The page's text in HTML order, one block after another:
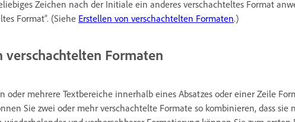
Zeichen nach der Initiale ein anderes verschachteltes Format
Format“. (Siehe Erstellen von verschachtelten Formaten.)
verschachtelten Formaten
oder mehrere Textbereiche innerhalb eines Absatzes oder einer Zeile
Sie zwei oder mehr verschachtelte Formate so kombinieren, dass